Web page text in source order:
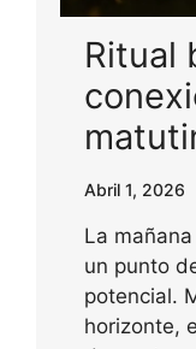
Ritual
Abril 1, 2026
La
un punto
potencial.
horizonte,